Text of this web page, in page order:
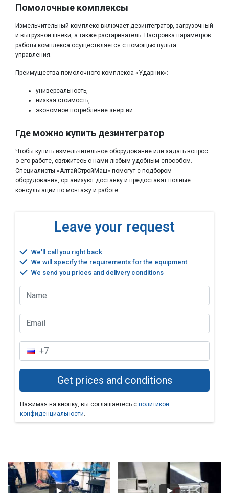
Помолочные комплексы
Измельчительный комплекс включает дезинтегратор, загрузочный
и выгрузной шнеки, а также растариватель. Настройка параметров
работы комплекса осуществляется с помощью пульта
управления.
Преимущества помолочного комплекса «Ударник»:
универсальность,
низкая стоимость,
экономное потребление энергии.
Где можно купить дезинтегратор
Чтобы купить измельчительное оборудование или задать вопрос
о его работе, свяжитесь с нами любым удобным способом.
Специалисты «АлтайСтройМаш» помогут с подбором
оборудования, организуют доставку и предоставят полные
консультации по монтажу и работе.
Leave your request
We'll call you right back
We will specify the requirements for the equipment
We send you prices and delivery conditions
Нажимая на кнопку, вы соглашаетесь с политикой
конфиденциальности